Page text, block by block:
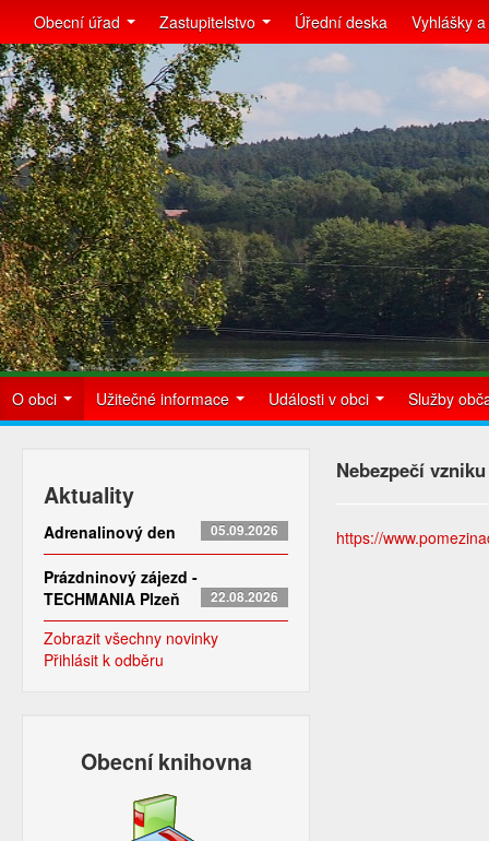
Obecní úřad Zastupitelstvo Úřední deska Vyhlášky
O obci Užitečné informace Události v obci Služby
Aktuality
Adrenalinový den 05.09.2026
Prázdninový zájezd -
TECHMANIA Plzeň
22.08.2026
Zobrazit všechny novinky
Přihlásit k odběru
Obecní knihovna
Nebezpečí
https://